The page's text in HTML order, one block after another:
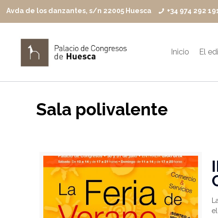
Avda de los danzantes, s/n 22005 Huesca +34 974 292
Inicio El
Sala polivalente